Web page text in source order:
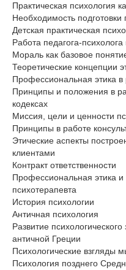
Практическая психология
Необходимость подготовки
Детская практическая
Работа педагога-
Мораль как базовое
Теоретические концепции
Профессиональная этика в
Принципы и положения в
кодексах
Миссия, цели и ценности
Принципы в работе
Этические аспекты
клиентами
Контракт ответственности
Профессиональная этика
психотерапевта
История психологии
Античная психология
Развитие
античной Греции
Психологические взгляды
Психология позднего